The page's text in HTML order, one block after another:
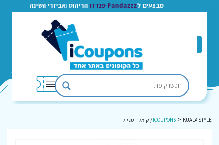
מבצעים לPandazzz-פנדזז הריהוט ואביזרי השינה
ICOUPONS > KUALA STYLE / קואלה סטייל